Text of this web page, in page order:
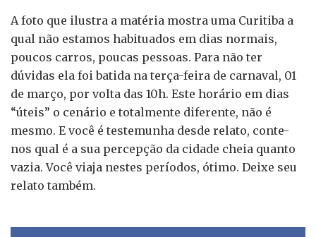
A foto que ilustra a matéria mostra uma Curitiba a
qual não estamos habituados em dias normais,
poucos carros, poucas pessoas. Para não ter
dúvidas ela foi batida na terça-feira de carnaval, 01
de março, por volta das 10h. Este horário em dias
“úteis” o cenário e totalmente diferente, não é
mesmo. E você é testemunha desde relato, conte-
nos qual é a sua percepção da cidade cheia quanto
vazia. Você viaja nestes períodos, ótimo. Deixe seu
relato também.